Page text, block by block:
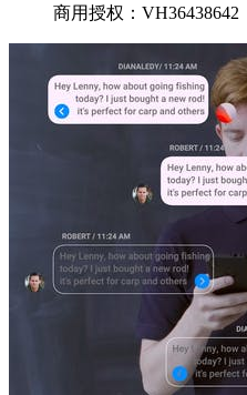
商用授权：VH36438642